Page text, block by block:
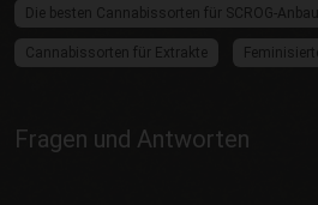
Die besten Cannabissorten für SCROG-Anbau
Cannabissorten für Extrakte
Fragen und Antworten